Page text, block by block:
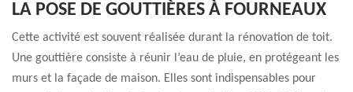
LA POSE DE GOUTTIÈRES À FOURNEAUX
Cette activité est souvent réalisée durant la rénovation de toit.
Une gouttière consiste à réunir l’eau de pluie, en protégeant les
murs et la façade de maison. Elles sont indispensables pour